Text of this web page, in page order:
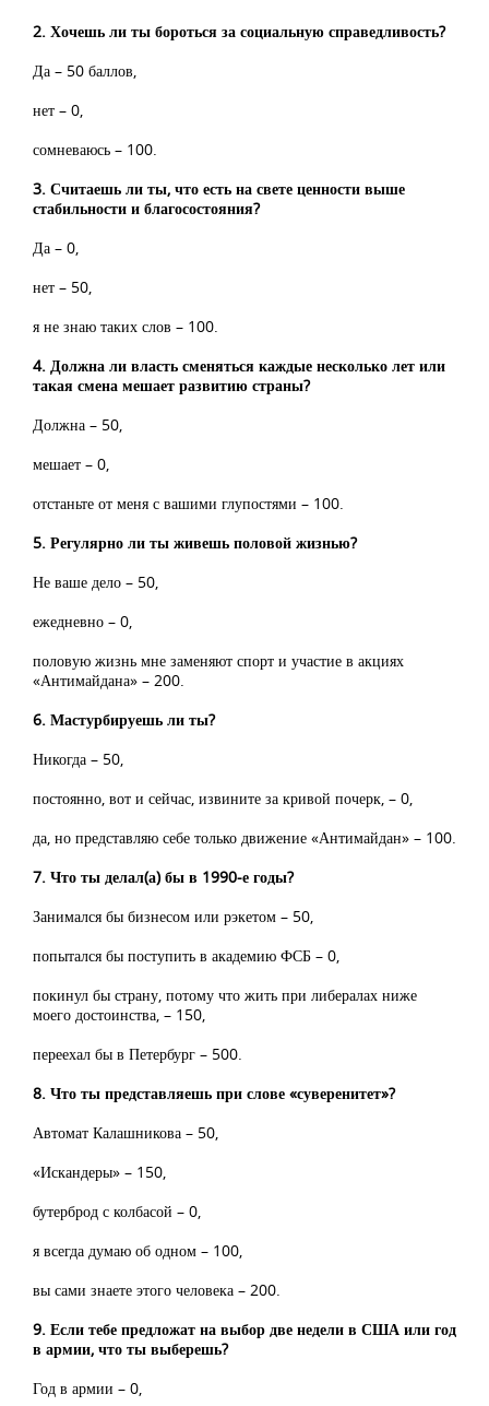
2. Хочешь ли ты бороться за социальную справедливость?
Да – 50 баллов,
нет – 0,
сомневаюсь – 100.
3. Считаешь ли ты, что есть на свете ценности выше
стабильности и благосостояния?
Да – 0,
нет – 50,
я не знаю таких слов – 100.
4. Должна ли власть сменяться каждые несколько лет или
такая смена мешает развитию страны?
Должна – 50,
мешает – 0,
отстаньте от меня с вашими глупостями – 100.
5. Регулярно ли ты живешь половой жизнью?
Не ваше дело – 50,
ежедневно – 0,
половую жизнь мне заменяют спорт и участие в акциях
«Антимайдана» – 200.
6. Мастурбируешь ли ты?
Никогда – 50,
постоянно, вот и сейчас, извините за кривой почерк, – 0,
да, но представляю себе только движение «Антимайдан» – 100.
7. Что ты делал(а) бы в 1990-е годы?
Занимался бы бизнесом или рэкетом – 50,
попытался бы поступить в академию ФСБ – 0,
покинул бы страну, потому что жить при либералах ниже
моего достоинства, – 150,
переехал бы в Петербург – 500.
8. Что ты представляешь при слове «суверенитет»?
Автомат Калашникова – 50,
«Искандеры» – 150,
бутерброд с колбасой – 0,
я всегда думаю об одном – 100,
вы сами знаете этого человека – 200.
9. Если тебе предложат на выбор две недели в США или год
в армии, что ты выберешь?
Год в армии – 0,